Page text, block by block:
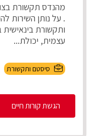
מהנדס תקשורת
. על נותן השירות
ותקשורת
עצמית, יכולת...
סיסטם ותקשורת
הגשת קורות חיים